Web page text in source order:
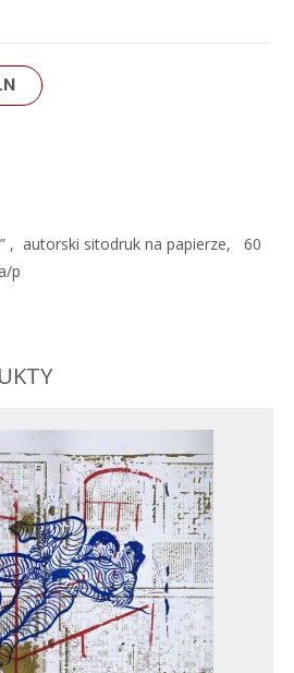
, autorski sitodruk na papierze, 60
p